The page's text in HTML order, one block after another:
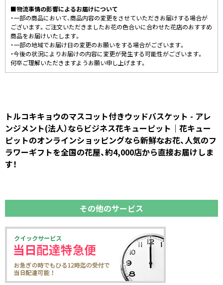
■物流事情の影響によるお届けについて
・一部の商品において、商品内容の変更をさせていただきお届けする場合が
ございます。ご注文いただきましたお花の色合いに合わせた花店のおすすめ
商品をお届けいたします。
・一部の地域でお届け日の変更のお願いをする場合がございます。
・今後の状況によりお届けの内容に変更が発生する可能性がございます。
何卒ご理解いただきますようお願い申し上げます。
トルコキキョウのマスコット付きウッドバスケット - アレ
ンジメント(法人）ならビジネス花キューピット｜花キュー
ピットのオンラインショッピングなら新鮮なお花、人気のフ
ラワーギフトを全国の花屋、約4,000店から直接お届けしま
す！
その他のサービス